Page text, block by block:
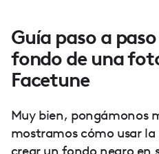
Guía paso a
fondo de una
Facetune
Muy bien, pongámonos
mostramos cómo usar